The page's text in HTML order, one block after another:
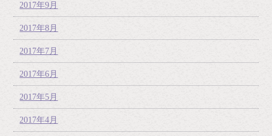
2017年9月
2017年8月
2017年7月
2017年6月
2017年5月
2017年4月